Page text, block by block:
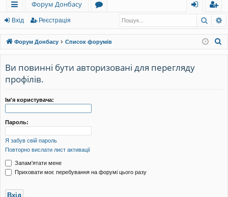
ви
дк
и
й
до
ст
уп
Форум Донбасу
ру
м
и
д
еє
ст
ра
Вхід Реєстрація
Форум Донбасу Список форумів
Ви повинні бути авторизовані для перегляду
профілів.
Ім'я користувача:
Пароль:
Я забув свій пароль
Повторно вислати лист активації
Запам'ятати мене
Приховати моє перебування на форумі цього разу